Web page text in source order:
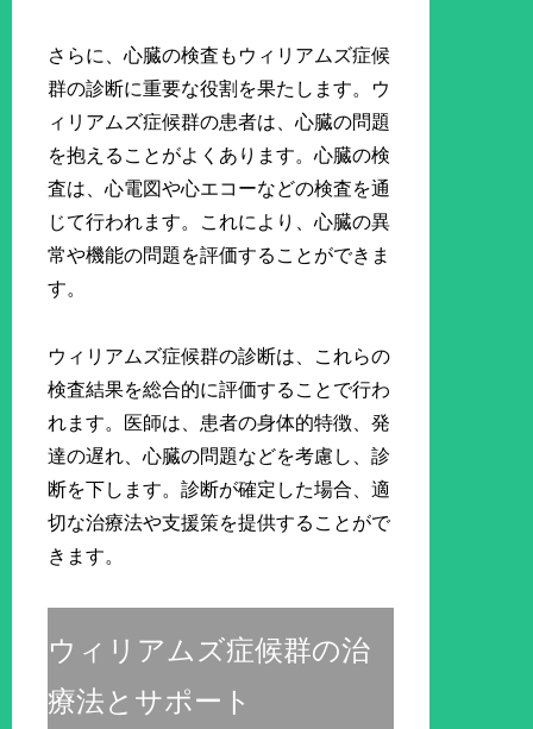
さらに、心臓の検査もウィリアムズ症候
群の診断に重要な役割を果たします。ウ
ィリアムズ症候群の患者は、心臓の問題
を抱えることがよくあります。心臓の検
査は、心電図や心エコーなどの検査を通
じて行われます。これにより、心臓の異
常や機能の問題を評価することができま
す。
ウィリアムズ症候群の診断は、これらの
検査結果を総合的に評価することで行わ
れます。医師は、患者の身体的特徴、発
達の遅れ、心臓の問題などを考慮し、診
断を下します。診断が確定した場合、適
切な治療法や支援策を提供することがで
きます。
ウィリアムズ症候群の治
療法とサポート